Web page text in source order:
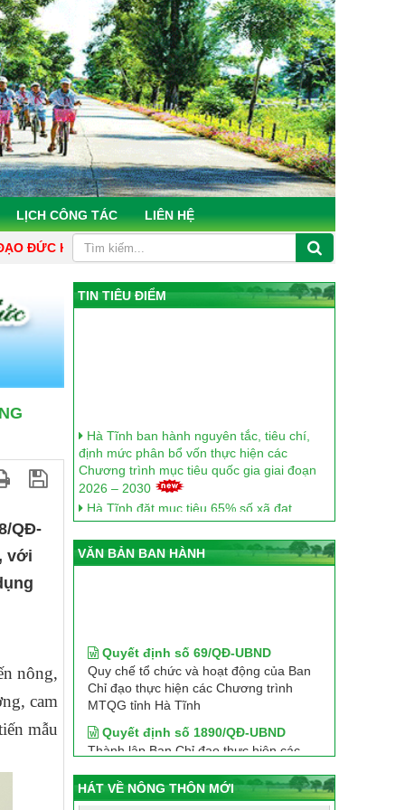
LỊCH CÔNG TÁC LIÊN HỆ
VĂN PHÒNG ĐIỂU PHỐI NÔNG THÔN MỚI HÀ TĨNH
QĐ-
với
nông,
cam
mẫu
TIN TIÊU ĐIỂM
định mức phân bổ vốn thực hiện các
Chương trình mục tiêu quốc gia giai đoạn
2026 – 2030
Hà Tĩnh đặt mục tiêu 65% số xã đạt
chuẩn nông thôn mới vào năm 2030
mới từ sắp xếp thôn.
Hà Tĩnh lấy ý kiến xây dựng Bộ tiêu chí
triển Chương trình OCOP
Hà Tĩnh triển khai đồng bộ các giải pháp
phát triển nông nghiệp, nông dân, nông
thôn đến năm 2030, tầm nhìn 2045
Hà Tĩnh đánh giá, phân hạng 9 sản phẩm
OCOP đạt 4 sao năm 2025
dựng nông thôn mới
VĂN BẢN BAN HÀNH
Quy chế tổ chức và hoạt động của Ban
Chỉ đạo thực hiện các Chương trình
MTQG tỉnh Hà Tĩnh
Quyết định số 1890/QĐ-UBND
Thành lập Ban Chỉ đạo thực hiện các
Chương trình mục tiêu quốc gia tỉnh Hà
Tĩnh
Kế hoạch số 1324/KH-UBND
Thực hiện Chương trình MTQG xây
HÁT VỀ NÔNG THÔN MỚI